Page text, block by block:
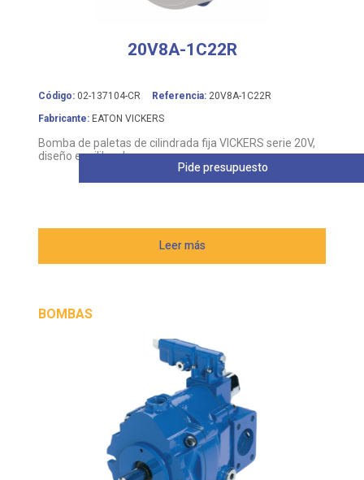
20V8A-1C22R
Código: 02-137104-CR Referencia: 20V8A-1C22R
Fabricante: EATON VICKERS
Bomba de paletas de cilindrada fija VICKERS serie 20V,
diseño equilibrado
Leer más
Pide presupuesto
BOMBAS